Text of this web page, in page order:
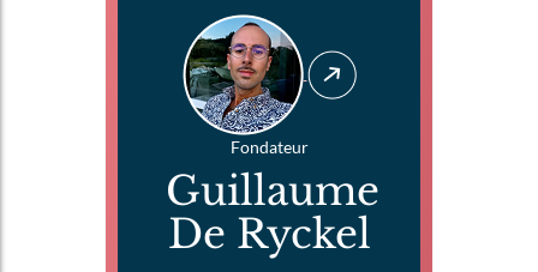
Fondateur
Guillaume
De Ryckel